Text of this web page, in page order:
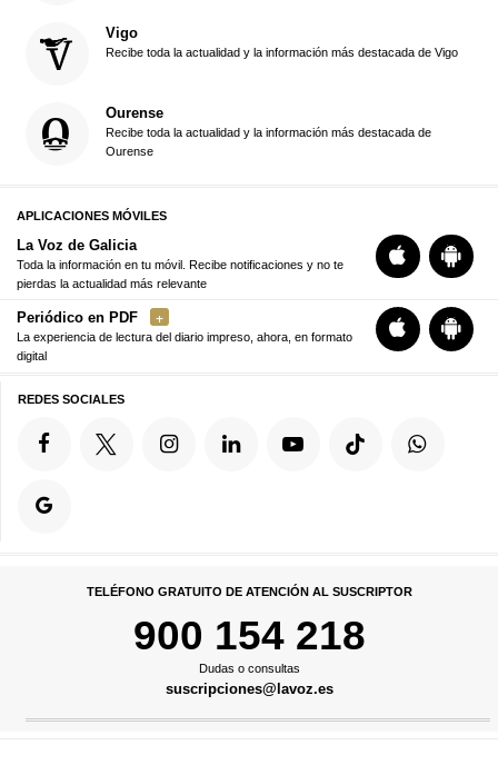
Vigo
Recibe toda la actualidad y la información más destacada de Vigo
Ourense
Recibe toda la actualidad y la información más destacada de
Ourense
APLICACIONES MÓVILES
La Voz de Galicia
Toda la información en tu móvil. Recibe notificaciones y no te
pierdas la actualidad más relevante
Periódico en PDF
La experiencia de lectura del diario impreso, ahora, en formato
digital
REDES SOCIALES
TELÉFONO GRATUITO DE ATENCIÓN AL SUSCRIPTOR
900 154 218
Dudas o consultas
suscripciones@lavoz.es